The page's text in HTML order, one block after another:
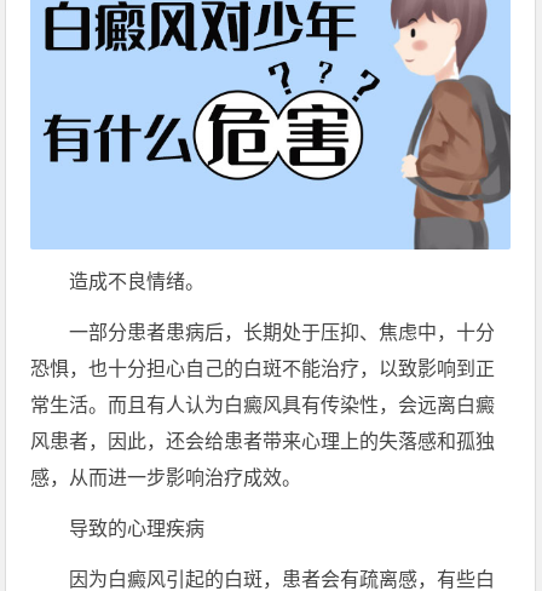
造成不良情绪。
一部分患者患病后，长期处于压抑、焦虑中，十分
恐惧，也十分担心自己的白斑不能治疗，以致影响到正
常生活。而且有人认为白癜风具有传染性，会远离白癜
风患者，因此，还会给患者带来心理上的失落感和孤独
感，从而进一步影响治疗成效。
导致的心理疾病
因为白癜风引起的白斑，患者会有疏离感，有些白